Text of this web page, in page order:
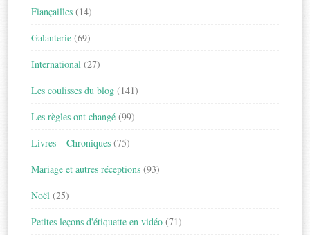
Fiançailles (14)
Galanterie (69)
International (27)
Les coulisses du blog (141)
Les règles ont changé (99)
Livres – Chroniques (75)
Mariage et autres réceptions (93)
Noël (25)
Petites leçons d'étiquette en vidéo (71)